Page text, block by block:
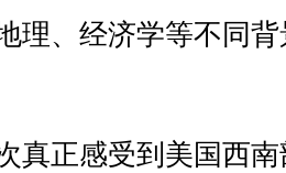
理、经济学等不同
真正感受到美国西